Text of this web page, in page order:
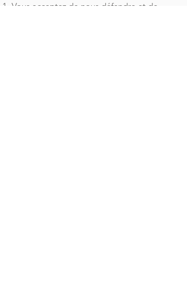
Vous acceptez de nous défendre et de